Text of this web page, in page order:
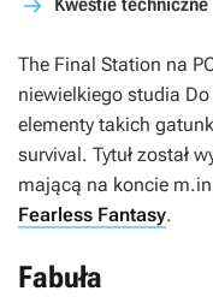
The Final Station na
niewielkiego studia
elementy takich
survival. Tytuł został
mającą na koncie
Fearless Fantasy.
Fabuła